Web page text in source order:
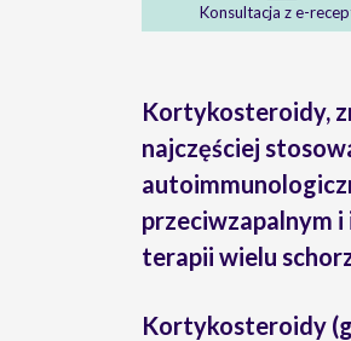
Konsultacja z e-
Kortykosteroidy,
najczęściej
przeciwzapalnym
terapii wielu
Kortykosteroidy